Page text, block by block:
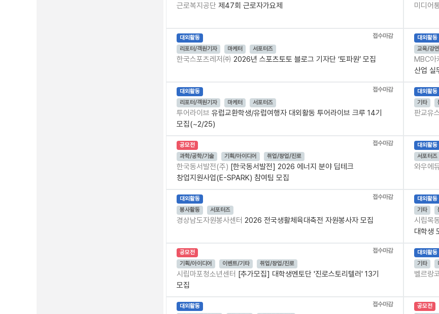
근로복지공단 제47회 근로자가요제 미디어
대외활동
접수마감
리포터/객원기자
마케터 서포터즈
한국스포츠레저㈜ 2026년 스포츠토토 블로그 기자단 ‘토파원’ 모집
대외활동
교육/강
MBC아
산업 실
대외활동
접수마감
리포터/객원기자
마케터 서포터즈
투어라이브 유럽교환학생/유럽여행자 대외활동 투어라이브 크루 14기
모집(~2/25)
대외활동
기타
판교유
공모전
접수마감
과학/공학/기술
기획/아이디어 취업/창업/진로
한국동서발전(주) [한국동서발전] 2026 에너지 분야 딥테크
창업지원사업(E-SPARK) 참여팀 모집
대외활동
서포터즈
와우에
대외활동
접수마감
봉사활동
서포터즈
경상남도자원봉사센터 2026 전국생활체육대축전 자원봉사자 모집
대외활동
기타
시립목
대학생
공모전
접수마감
기획/아이디어
이벤트/기타 취업/창업/진로
시립마포청소년센터 [추가모집] 대학생멘토단 '진로스토리텔러' 13기
모집
대외활동
기타
벨르랑
대외활동
접수마감
공모전